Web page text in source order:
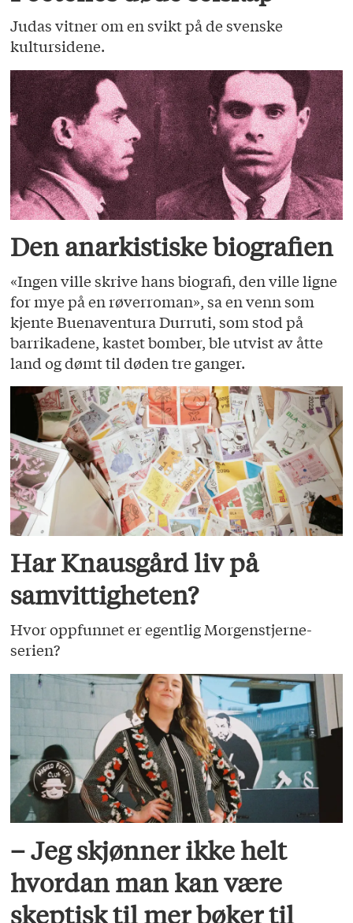
Judas vitner om en svikt på de svenske
kultursidene.
Den anarkistiske biografien
«Ingen ville skrive hans biografi, den ville ligne
for mye på en røverroman», sa en venn som
kjente Buenaventura Durruti, som stod på
barrikadene, kastet bomber, ble utvist av åtte
land og dømt til døden tre ganger.
Har Knausgård liv på
samvittigheten?
Hvor oppfunnet er egentlig Morgenstjerne-
serien?
– Jeg skjønner ikke helt
hvordan man kan være
skeptisk til mer bøker til